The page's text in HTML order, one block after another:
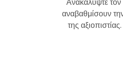
αναβαθμίσουν
της